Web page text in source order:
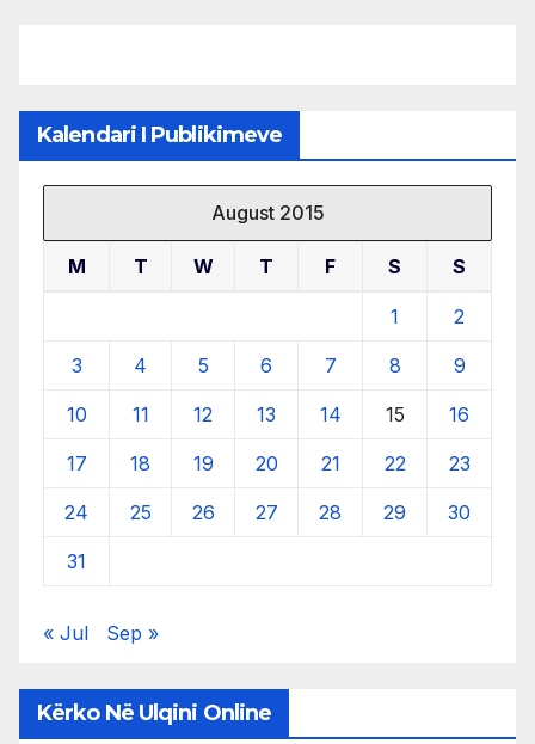
Kalendari I Publikimeve
August 2015
M T W T F S S
1 2
3 4 5 6 7 8 9
10 11 12 13 14 15 16
17 18 19 20 21 22 23
24 25 26 27 28 29 30
31
« Jul Sep »
Kërko Në Ulqini Online